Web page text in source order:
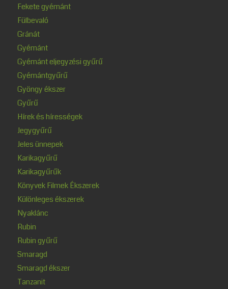
Fekete gyémánt
Fülbevaló
Gránát
Gyémánt
Gyémánt eljegyzési gyűrű
Gyémántgyűrű
Gyöngy ékszer
Gyűrű
Hírek és hírességek
Jegygyűrű
Jeles ünnepek
Karikagyűrű
Karikagyűrűk
Könyvek Filmek Ékszerek
Különleges ékszerek
Nyaklánc
Rubin
Rubin gyűrű
Smaragd
Smaragd ékszer
Tanzanit